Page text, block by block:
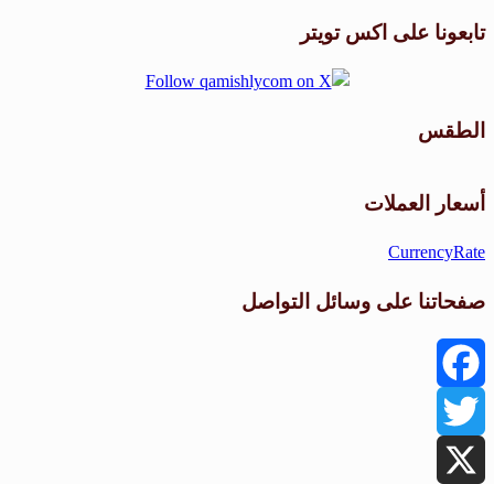
تابعونا على اكس تويتر
الطقس
أسعار العملات
CurrencyRate
صفحاتنا على وسائل التواصل
Facebook
Twitter